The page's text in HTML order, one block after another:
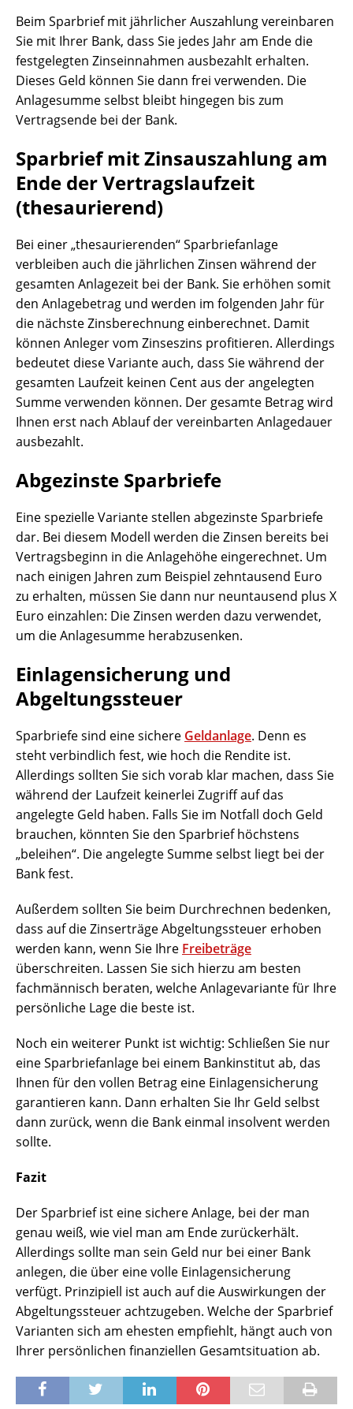
Beim Sparbrief mit jährlicher Auszahlung vereinbaren
Sie mit Ihrer Bank, dass Sie jedes Jahr am Ende die
festgelegten Zinseinnahmen ausbezahlt erhalten.
Dieses Geld können Sie dann frei verwenden. Die
Anlagesumme selbst bleibt hingegen bis zum
Vertragsende bei der Bank.
Sparbrief mit Zinsauszahlung am
Ende der Vertragslaufzeit
(thesaurierend)
Bei einer „thesaurierenden“ Sparbriefanlage
verbleiben auch die jährlichen Zinsen während der
gesamten Anlagezeit bei der Bank. Sie erhöhen somit
den Anlagebetrag und werden im folgenden Jahr für
die nächste Zinsberechnung einberechnet. Damit
können Anleger vom Zinseszins profitieren. Allerdings
bedeutet diese Variante auch, dass Sie während der
gesamten Laufzeit keinen Cent aus der angelegten
Summe verwenden können. Der gesamte Betrag wird
Ihnen erst nach Ablauf der vereinbarten Anlagedauer
ausbezahlt.
Abgezinste Sparbriefe
Eine spezielle Variante stellen abgezinste Sparbriefe
dar. Bei diesem Modell werden die Zinsen bereits bei
Vertragsbeginn in die Anlagehöhe eingerechnet. Um
nach einigen Jahren zum Beispiel zehntausend Euro
zu erhalten, müssen Sie dann nur neuntausend plus X
Euro einzahlen: Die Zinsen werden dazu verwendet,
um die Anlagesumme herabzusenken.
Einlagensicherung und
Abgeltungssteuer
Sparbriefe sind eine sichere Geldanlage. Denn es
steht verbindlich fest, wie hoch die Rendite ist.
Allerdings sollten Sie sich vorab klar machen, dass Sie
während der Laufzeit keinerlei Zugriff auf das
angelegte Geld haben. Falls Sie im Notfall doch Geld
brauchen, könnten Sie den Sparbrief höchstens
„beleihen“. Die angelegte Summe selbst liegt bei der
Bank fest.
Außerdem sollten Sie beim Durchrechnen bedenken,
dass auf die Zinserträge Abgeltungssteuer erhoben
werden kann, wenn Sie Ihre Freibeträge
überschreiten. Lassen Sie sich hierzu am besten
fachmännisch beraten, welche Anlagevariante für Ihre
persönliche Lage die beste ist.
Noch ein weiterer Punkt ist wichtig: Schließen Sie nur
eine Sparbriefanlage bei einem Bankinstitut ab, das
Ihnen für den vollen Betrag eine Einlagensicherung
garantieren kann. Dann erhalten Sie Ihr Geld selbst
dann zurück, wenn die Bank einmal insolvent werden
sollte.
Fazit
Der Sparbrief ist eine sichere Anlage, bei der man
genau weiß, wie viel man am Ende zurückerhält.
Allerdings sollte man sein Geld nur bei einer Bank
anlegen, die über eine volle Einlagensicherung
verfügt. Prinzipiell ist auch auf die Auswirkungen der
Abgeltungssteuer achtzugeben. Welche der Sparbrief
Varianten sich am ehesten empfiehlt, hängt auch von
Ihrer persönlichen finanziellen Gesamtsituation ab.